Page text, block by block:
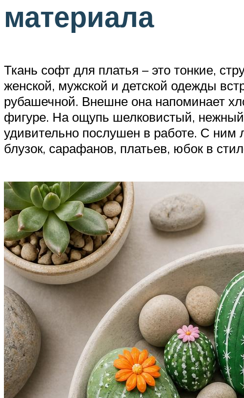
материала
Ткань софт для платья – это тонкие,
женской, мужской и детской одежды
рубашечной. Внешне она напоминает
фигуре. На ощупь шелковистый,
удивительно послушен в работе. С ним
блузок, сарафанов, платьев, юбок в